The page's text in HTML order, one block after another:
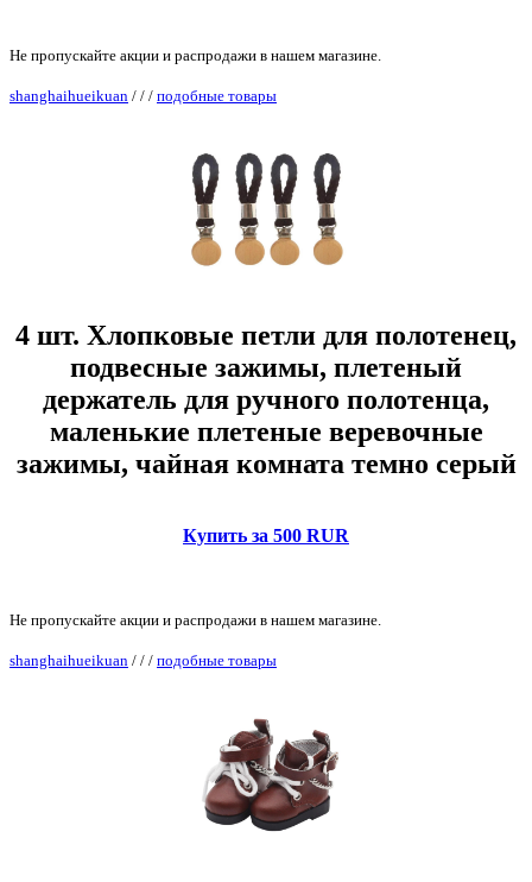
Не пропускайте акции и распродажи в нашем магазине.
shanghaihueikuan / / / подобные товары
4 шт. Хлопковые петли для полотенец,
подвесные зажимы, плетеный
держатель для ручного полотенца,
маленькие плетеные веревочные
зажимы, чайная комната темно серый
Купить за 500 RUR
Не пропускайте акции и распродажи в нашем магазине.
shanghaihueikuan / / / подобные товары